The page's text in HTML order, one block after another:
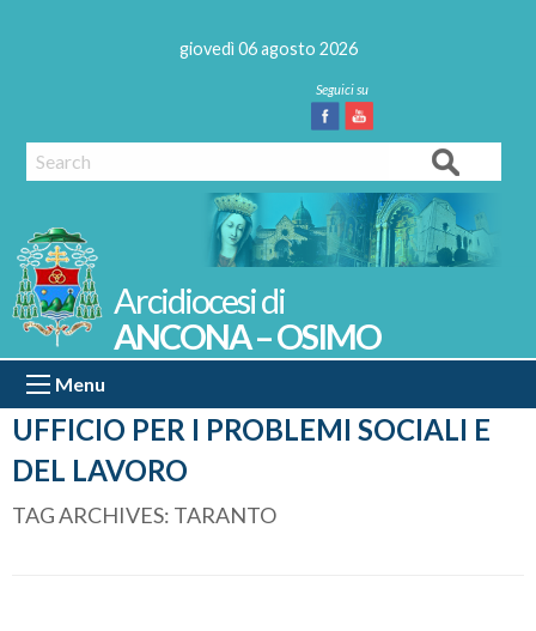
giovedì 06 agosto 2026
Facebook
Youtube
Search
UFFICIO PER I PROBLEMI SOCIALI E
DEL LAVORO
ANCONA – OSIMO
Menu
TAG ARCHIVES: TARANTO